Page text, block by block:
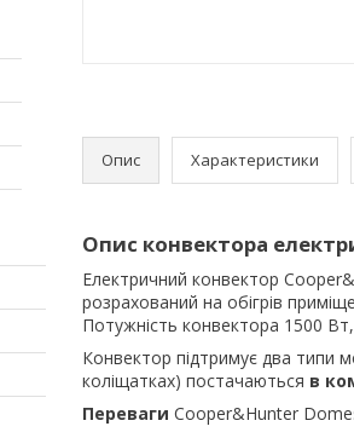
Опис Характеристики
Опис конвектора
Електричний конвектор
розрахований на обігрів
Потужність конвектора 1500 Вт,
Конвектор підтримує два типи
коліщатках) постачаються в
Переваги Cooper&Hunter